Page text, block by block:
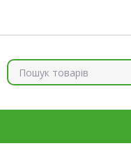
ЦИНК